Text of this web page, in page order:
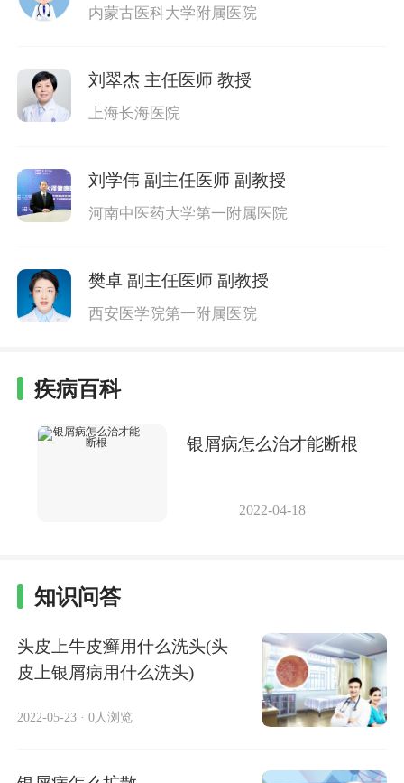
内蒙古医科大学附属医院
刘翠杰 主任医师 教授
上海长海医院
刘学伟 副主任医师 副教授
河南中医药大学第一附属医院
樊卓 副主任医师 副教授
西安医学院第一附属医院
疾病百科
银屑病怎么治才能断根
2022-04-18
知识问答
头皮上牛皮癣用什么洗头(头
皮上银屑病用什么洗头)
2022-05-23 · 0人浏览